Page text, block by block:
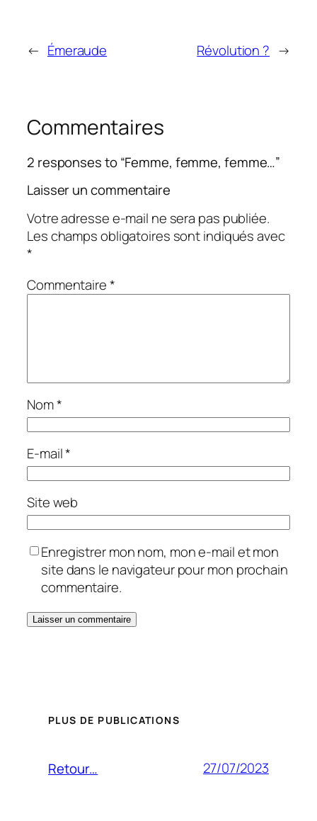
← Émeraude Révolution ? →
Commentaires
2 responses to “Femme, femme, femme…”
Laisser un commentaire
Votre adresse e-mail ne sera pas publiée.
Les champs obligatoires sont indiqués avec
*
Commentaire*
Nom*
E-mail*
Site web
Enregistrer mon nom, mon e-mail et mon
site dans le navigateur pour mon prochain
commentaire.
PLUS DE PUBLICATIONS
Retour… 27/07/2023